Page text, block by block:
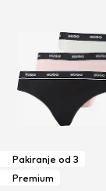
Pakiranje od 3
Premium